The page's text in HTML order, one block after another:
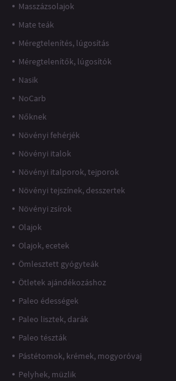
Masszázsolajok
Mate teák
Méregtelenítés, lúgosítás
Méregtelenítők, lúgosítók
Nasik
NoCarb
Nőknek
Növényi fehérjék
Növényi italok
Növényi italporok, tejporok
Növényi tejszínek, desszertek
Növényi zsírok
Olajok
Olajok, ecetek
Ömlesztett gyógyteák
Ötletek ajándékozáshoz
Paleo édességek
Paleo lisztek, darák
Paleo tészták
Pástétomok, krémek, mogyoróvaj
Pelyhek, müzlik